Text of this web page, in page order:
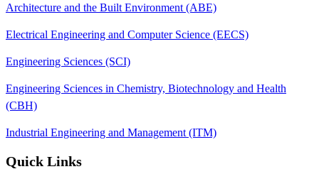
Architecture and the Built Environment (ABE)
Electrical Engineering and Computer Science (EECS)
Engineering Sciences (SCI)
Engineering Sciences in Chemistry, Biotechnology and Health
(CBH)
Industrial Engineering and Management (ITM)
Quick Links